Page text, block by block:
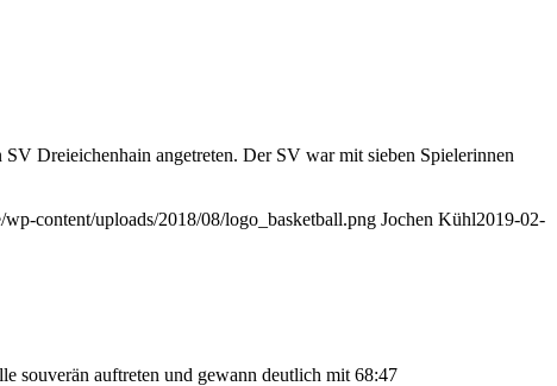
Dreieichenhain angetreten. Der SV war mit sieben Spielerinnen
wp-content/uploads/2018/08/logo_basketball.png Jochen Kühl2019-02-
souverän auftreten und gewann deutlich mit 68:47